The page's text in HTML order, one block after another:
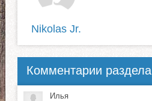
Nikolas Jr.
Комментарии раздела
Илья